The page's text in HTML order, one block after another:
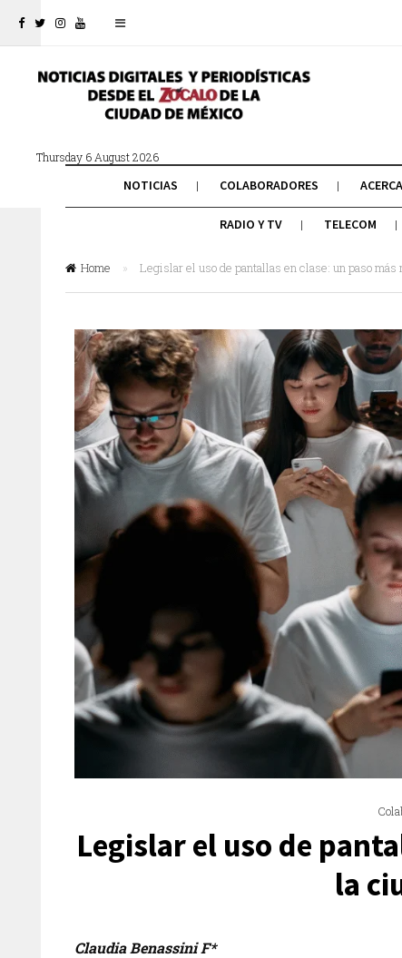
Thursday 6 August 2026
NOTICIAS COLABORADORES
RADIO Y TV TELECOM
Home » Legislar el uso de pantallas en clase: un paso más
Legislar el uso de
la
Claudia Benassini F*